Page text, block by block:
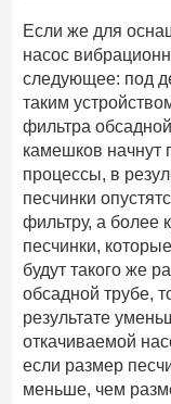
Если же для
насос
следующее: под
таким
фильтра
камешков начнут
процессы, в
песчинки
фильтру, а более
песчинки,
будут такого же
обсадной трубе,
результате
откачиваемой
если размер
меньше, чем